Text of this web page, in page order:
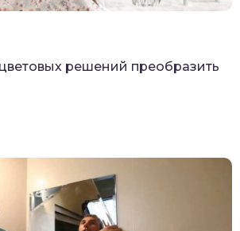
решений преобразить